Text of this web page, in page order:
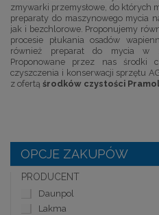
zmywarki przemysłowe, do których
preparaty do maszynowego mycia
jak i bezchlorowe. Proponujemy
procesie płukania osadów
również preparat do mycia w
Proponowane przez nas środki
czyszczenia i konserwacji sprzętu
z ofertą środków czystości Pramol
OPCJE ZAKUPÓW
PRODUCENT
Daunpol
Lakma